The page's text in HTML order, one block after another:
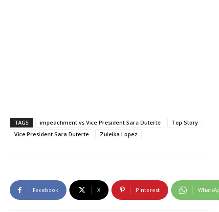
TAGS impeachment vs Vice President Sara Duterte
Top Story
Vice President Sara Duterte
Zuleika Lopez
Facebook X Pinterest